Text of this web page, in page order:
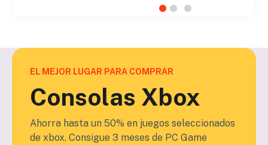
EL MEJOR LUGAR PARA COMPRAR
Consolas Xbox
Ahorra hasta un 50% en juegos seleccionados
de xbox. Consigue 3 meses de PC Game